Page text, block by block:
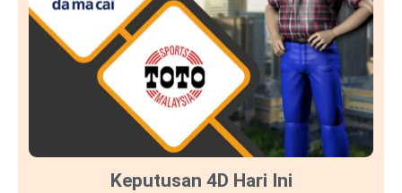
Keputusan 4D Hari Ini